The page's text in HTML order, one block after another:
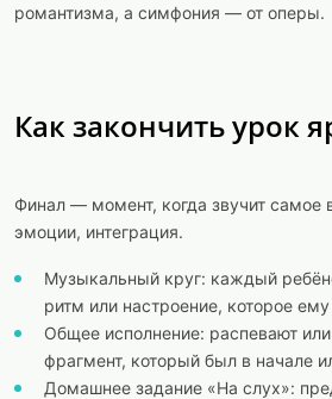
романтизма, а симфония — от оперы.
Как закончить урок
Финал — момент, когда звучит самое
эмоции, интеграция.
Музыкальный круг: каждый
ритм или настроение, которое
Общее исполнение: распевают
фрагмент, который был в начале
Домашнее задание «На слух»: